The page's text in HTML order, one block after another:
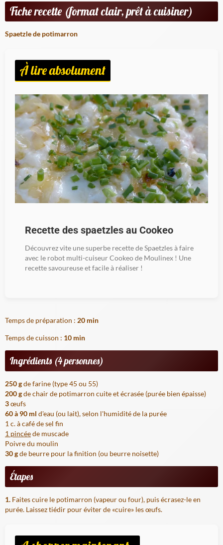
Fiche recette (format clair, prêt à cuisiner)
Spaetzle de potimarron
À lire absolument
Recette des spaetzles au Cookeo
Découvrez vite une superbe recette de Spaetzles à faire
avec le robot multi-cuiseur Cookeo de Moulinex ! Une
recette savoureuse et facile à réaliser !
Temps de préparation : 20 min
Temps de cuisson : 10 min
Ingrédients (4 personnes)
250 gde farine (type 45 ou 55)
200 gde chair de potimarron cuite et écrasée (purée bien épaisse)
3œufs
60 à 90 ml d'eau (ou lait), selon l'humidité de la purée
1 c. à café de sel fin
1 pincéede muscade
Poivre du moulin
30 gde beurre pour la finition (ou beurre noisette)
Étapes
1. Faites cuire le potimarron (vapeur ou four), puis écrasez-le en
purée. Laissez tiédir pour éviter de «cuire» les œufs.